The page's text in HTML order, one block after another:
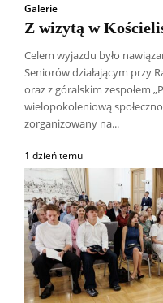
Galerie
Z wizytą w
Celem wyjazdu było
Seniorów działającym przy
oraz z góralskim zespołem
wielopokoleniową
zorganizowany na...
1 dzień temu